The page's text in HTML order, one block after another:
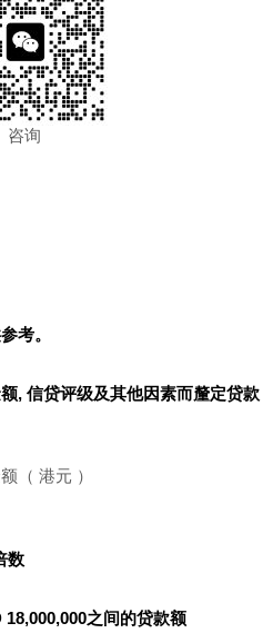
咨询
考。
, 信贷评级及其他因素而釐定贷款
（ 港元 ）
数
之间的贷款额